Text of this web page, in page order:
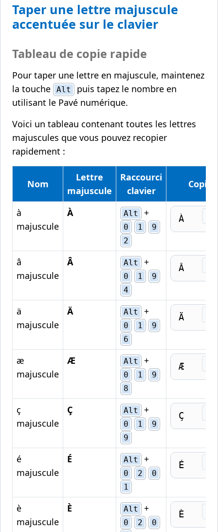
Taper une lettre majuscule
accentuée sur le clavier
Tableau de copie rapide
Pour taper une lettre en majuscule, maintenez
la touche
Alt
puis tapez le nombre en
utilisant le Pavé numérique.
Voici un tableau contenant toutes les lettres
majuscules que vous pouvez recopier
rapidement :
Nom
Lettre
majuscule
Raccourci
clavier
Copier
à
majuscule
À Alt +
0 1
9
2
À
â
majuscule
Â Alt +
0 1
9
4
Â
ä
majuscule
Ä Alt +
0 1
9
6
Ä
æ
majuscule
Æ Alt +
0 1
9
8
Æ
ç
majuscule
Ç Alt +
0 1
9
9
Ç
é
majuscule
É Alt +
0 2
0
1
É
è
majuscule
È Alt +
0 2
0
È